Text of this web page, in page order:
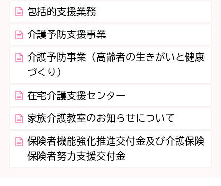
包括的支援業務
介護予防支援事業
介護予防事業（高齢者の生きがいと健康
づくり）
在宅介護支援センター
家族介護教室のお知らせについて
保険者機能強化推進交付金及び介護保険
保険者努力支援交付金